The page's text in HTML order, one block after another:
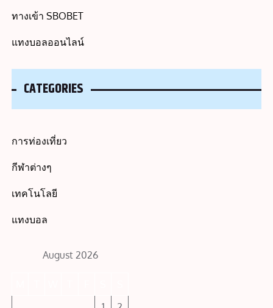
ทางเข้า SBOBET
แทงบอลออนไลน์
CATEGORIES
การท่องเที่ยว
กีฬาต่างๆ
เทคโนโลยี
แทงบอล
August 2026